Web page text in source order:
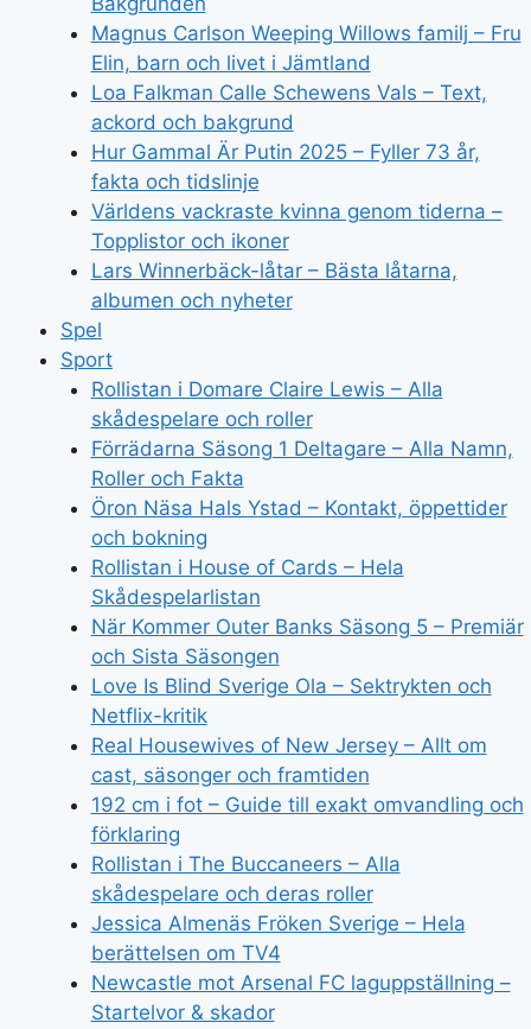
Magnus Carlson Weeping Willows familj – Fru
Elin, barn och livet i Jämtland
Loa Falkman Calle Schewens Vals – Text,
ackord och bakgrund
Hur Gammal Är Putin 2025 – Fyller 73 år,
fakta och tidslinje
Världens vackraste kvinna genom tiderna –
Topplistor och ikoner
Lars Winnerbäck-låtar – Bästa låtarna,
albumen och nyheter
Spel
Sport
Rollistan i Domare Claire Lewis – Alla
skådespelare och roller
Förrädarna Säsong 1 Deltagare – Alla Namn,
Roller och Fakta
Öron Näsa Hals Ystad – Kontakt, öppettider
och bokning
Rollistan i House of Cards – Hela
Skådespelarlistan
När Kommer Outer Banks Säsong 5 – Premiär
och Sista Säsongen
Love Is Blind Sverige Ola – Sektrykten och
Netflix-kritik
Real Housewives of New Jersey – Allt om
cast, säsonger och framtiden
192 cm i fot – Guide till exakt omvandling och
förklaring
Rollistan i The Buccaneers – Alla
skådespelare och deras roller
Jessica Almenäs Fröken Sverige – Hela
berättelsen om TV4
Newcastle mot Arsenal FC laguppställning –
Startelvor & skador